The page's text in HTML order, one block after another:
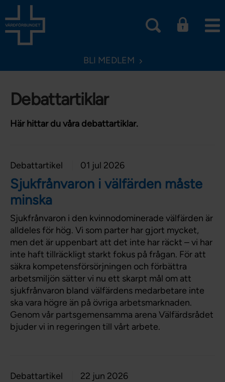
BLI MEDLEM
Debattartiklar
Här hittar du våra debattartiklar.
Debattartikel 01 jul 2026
Sjukfrånvaron i välfärden måste
minska
Sjukfrånvaron i den kvinnodominerade välfärden är
alldeles för hög. Vi som parter har gjort mycket,
men det är uppenbart att det inte har räckt – vi har
inte haft tillräckligt starkt fokus på frågan. För att
säkra kompetensförsörjningen och förbättra
arbetsmiljön sätter vi nu ett skarpt mål om att
sjukfrånvaron bland välfärdens medarbetare inte
ska vara högre än på övriga arbetsmarknaden.
Genom vår partsgemensamma arena Välfärdsrådet
bjuder vi in regeringen till vårt arbete.
Debattartikel 22 jun 2026